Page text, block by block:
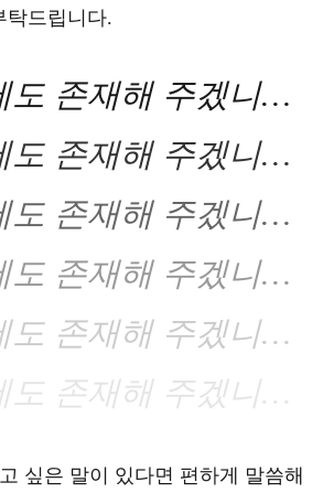
탁드립니다.
도 존재해 주겠니…
도 존재해 주겠니…
도 존재해 주겠니…
도 존재해 주겠니…
도 존재해 주겠니…
도 존재해 주겠니…
싶은 말이 있다면 편하게 말씀해